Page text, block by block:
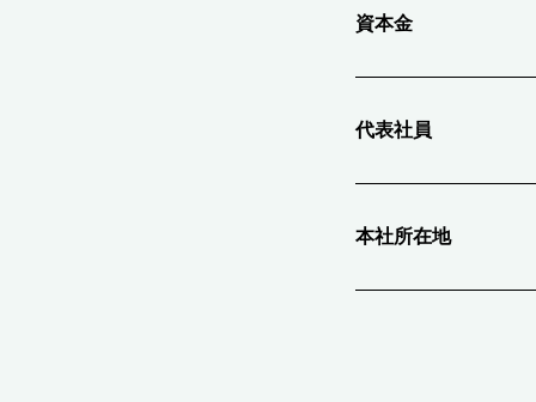
資本金
代表社員
本社所在地